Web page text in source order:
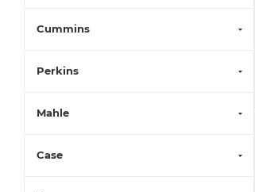
Cummins
Perkins
Mahle
Case